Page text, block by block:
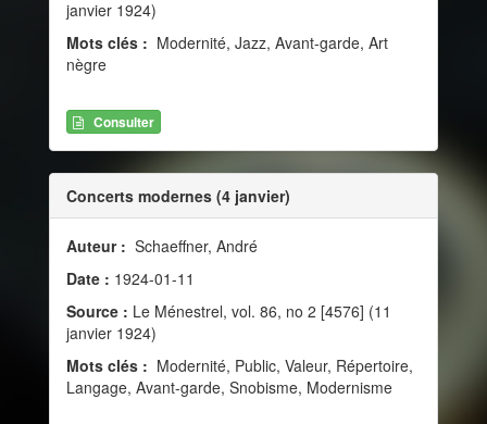
janvier 1924)
Mots clés : Modernité, Jazz, Avant-garde, Art
nègre
Consulter
Concerts modernes (4 janvier)
Auteur : Schaeffner, André
Date : 1924-01-11
Source : Le Ménestrel, vol. 86, no 2 [4576] (11
janvier 1924)
Mots clés : Modernité, Public, Valeur, Répertoire,
Langage, Avant-garde, Snobisme, Modernisme